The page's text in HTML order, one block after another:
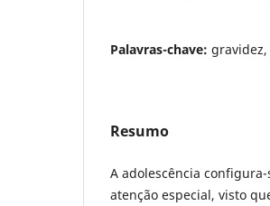
Palavras-chave: gravidez,
Resumo
A adolescência
atenção especial, visto